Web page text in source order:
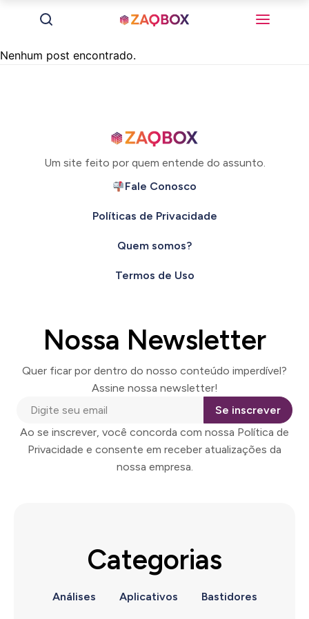
Nenhum post encontrado.
Um site feito por quem entende do assunto.
Fale Conosco
Políticas de Privacidade
Quem somos?
Termos de Uso
Nossa Newsletter
Quer ficar por dentro do nosso conteúdo imperdível?
Assine nossa newsletter!
Se inscrever
Ao se inscrever, você concorda com nossa Política de
Privacidade e consente em receber atualizações da
nossa empresa.
Categorias
Análises Aplicativos Bastidores